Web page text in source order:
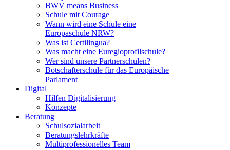
BWV means Business
Schule mit Courage
Wann wird eine Schule eine
Europaschule NRW?
Was ist Certilingua?
Was macht eine Euregioprofilschule?
Wer sind unsere Partnerschulen?
Botschafterschule für das Europäische
Parlament
Digital
Hilfen Digitalisierung
Konzepte
Beratung
Schulsozialarbeit
Beratungslehrkräfte
Multiprofessionelles Team